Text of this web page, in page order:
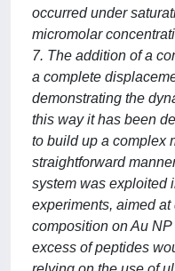
occurred under
micromolar
7. The addition of a
a complete
demonstrating the
this way it has been
to build up a complex
straightforward
system was exploited
experiments, aimed
composition on Au
excess of peptides